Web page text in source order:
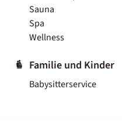
Sauna
Spa
Wellness
Familie und Kinder
Babysitterservice